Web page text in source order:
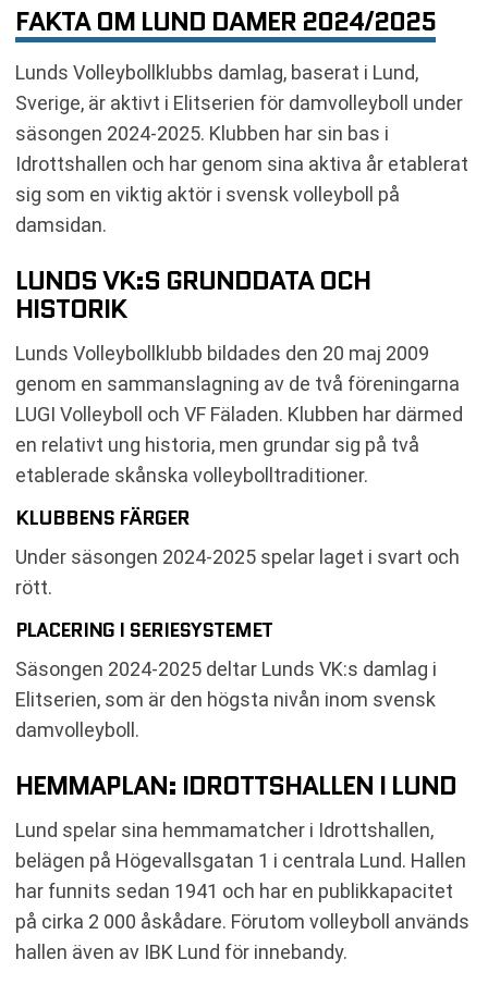
FAKTA OM LUND DAMER 2024/2025
Lunds Volleybollklubbs damlag, baserat i Lund,
Sverige, är aktivt i Elitserien för damvolleyboll under
säsongen 2024-2025. Klubben har sin bas i
Idrottshallen och har genom sina aktiva år etablerat
sig som en viktig aktör i svensk volleyboll på
damsidan.
LUNDS VK:S GRUNDDATA OCH
HISTORIK
Lunds Volleybollklubb bildades den 20 maj 2009
genom en sammanslagning av de två föreningarna
LUGI Volleyboll och VF Fäladen. Klubben har därmed
en relativt ung historia, men grundar sig på två
etablerade skånska volleybolltraditioner.
KLUBBENS FÄRGER
Under säsongen 2024-2025 spelar laget i svart och
rött.
PLACERING I SERIESYSTEMET
Säsongen 2024-2025 deltar Lunds VK:s damlag i
Elitserien, som är den högsta nivån inom svensk
damvolleyboll.
HEMMAPLAN: IDROTTSHALLEN I LUND
Lund spelar sina hemmamatcher i Idrottshallen,
belägen på Högevallsgatan 1 i centrala Lund. Hallen
har funnits sedan 1941 och har en publikkapacitet
på cirka 2 000 åskådare. Förutom volleyboll används
hallen även av IBK Lund för innebandy.